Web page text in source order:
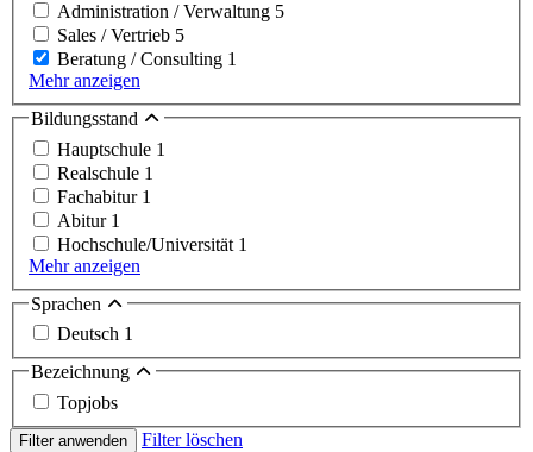
Administration / Verwaltung 5
Sales / Vertrieb 5
Beratung / Consulting 1
Mehr anzeigen
Bildungsstand
Hauptschule 1
Realschule 1
Fachabitur 1
Abitur 1
Hochschule/Universität 1
Mehr anzeigen
Sprachen
Deutsch 1
Bezeichnung
Topjobs
Filter anwenden
Filter löschen